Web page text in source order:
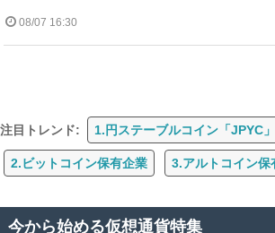
08/07 16:30
注目トレンド: 1.円ステーブルコイン「JPYC」
2.ビットコイン保有企業 3.アルトコイン保
今から始める仮想通貨特集